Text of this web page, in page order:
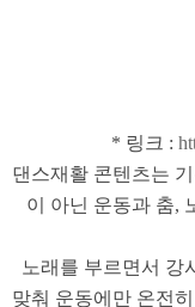
* 링크 :
댄스재활 콘텐츠​는
이 아닌 ​운동과 춤,
노래를 부르면서 강
맞춰 운동에만 온전